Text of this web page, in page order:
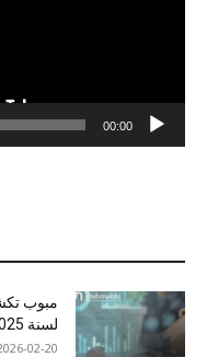
00:00
مبوب
لسنة 2025
02-20